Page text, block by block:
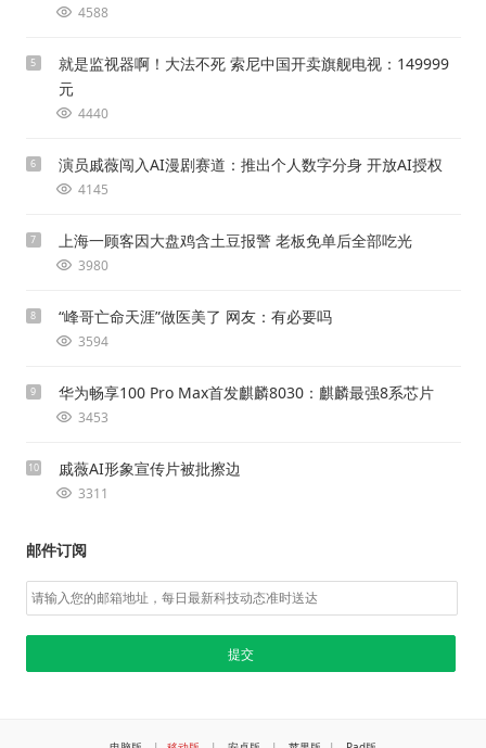
4588
5
就是监视器啊！大法不死 索尼中国开卖旗舰电视：149999
元
4440
6 演员戚薇闯入AI漫剧赛道：推出个人数字分身 开放AI授权
4145
7 上海一顾客因大盘鸡含土豆报警 老板免单后全部吃光
3980
8 “峰哥亡命天涯”做医美了 网友：有必要吗
3594
9 华为畅享100 Pro Max首发麒麟8030：麒麟最强8系芯片
3453
10 戚薇AI形象宣传片被批擦边
3311
邮件订阅